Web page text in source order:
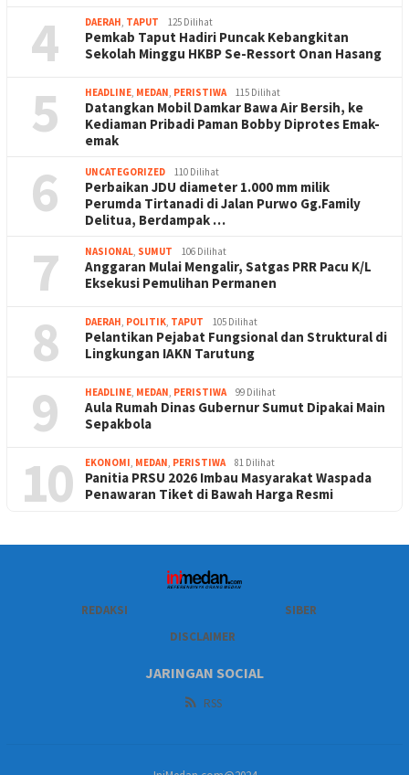
4 DAERAH TAPUT 125 Dilihat
Pemkab Taput Hadiri Puncak Kebangkitan
Sekolah Minggu HKBP Se-Ressort Onan Hasang
5 HEADLINE MEDAN PERISTIWA 115 Dilihat
Datangkan Mobil Damkar Bawa Air Bersih, ke
Kediaman Pribadi Paman Bobby Diprotes Emak-
emak
6 UNCATEGORIZED 110 Dilihat
Perbaikan JDU diameter 1.000 mm milik
Perumda Tirtanadi di Jalan Purwo Gg.Family
Delitua, Berdampak …
7 NASIONAL SUMUT 106 Dilihat
Anggaran Mulai Mengalir, Satgas PRR Pacu K/L
Eksekusi Pemulihan Permanen
8 DAERAH POLITIK TAPUT 105 Dilihat
Pelantikan Pejabat Fungsional dan Struktural di
Lingkungan IAKN Tarutung
9 HEADLINE MEDAN PERISTIWA 99 Dilihat
Aula Rumah Dinas Gubernur Sumut Dipakai Main
Sepakbola
10 EKONOMI MEDAN PERISTIWA 81 Dilihat
Panitia PRSU 2026 Imbau Masyarakat Waspada
Penawaran Tiket di Bawah Harga Resmi
REDAKSI
SIBER
DISCLAIMER
JARINGAN SOCIAL
RSS